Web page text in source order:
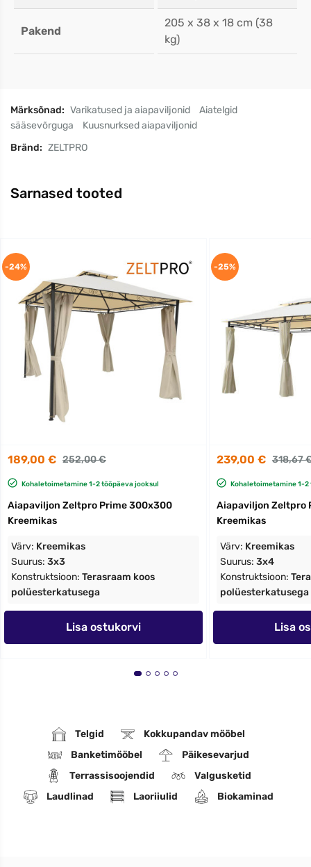
Pakend
205 x 38 x 18 cm (38
kg)
Märksõnad: Varikatused ja aiapaviljonid
Aiatelgid
sääsevõrguga
Kuusnurksed aiapaviljonid
Bränd: ZELTPRO
Sarnased tooted
189,00 € 252,00 €
Kohaletoimetamine 1-2 tööpäeva jooksul
Aiapaviljon Zeltpro Prime 300x300
Kreemikas
Värv: Kreemikas
Suurus: 3x3
Konstruktsioon: Terasraam koos
polüesterkatusega
Lisa ostukorvi
-24%
239,00 € 318,67
Kohaletoimetamine 1-
Aiapaviljon Zeltpro
Kreemikas
Värv: Kreemikas
Suurus: 3x4
Konstruktsioon:
polüesterkatusega
Lisa
-25%
Telgid
Kokkupandav mööbel
Banketimööbel
Päikesevarjud
Terrassisoojendid
Valgusketid
Laudlinad
Laoriiulid Biokaminad